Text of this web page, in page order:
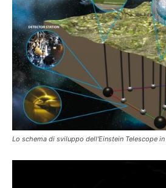
Lo schema di sviluppo dell'Einstein Telescope